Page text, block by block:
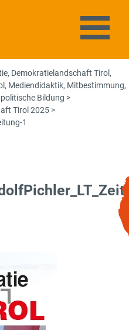
, Demokratielandschaft Tirol ,
, Mediendidaktik, Mitbestimmung,
politische Bildung >
Tirol 2025 >
1